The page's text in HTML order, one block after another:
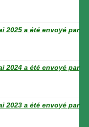
2025 a été envoyé par
2024 a été envoyé par
2023 a été envoyé par